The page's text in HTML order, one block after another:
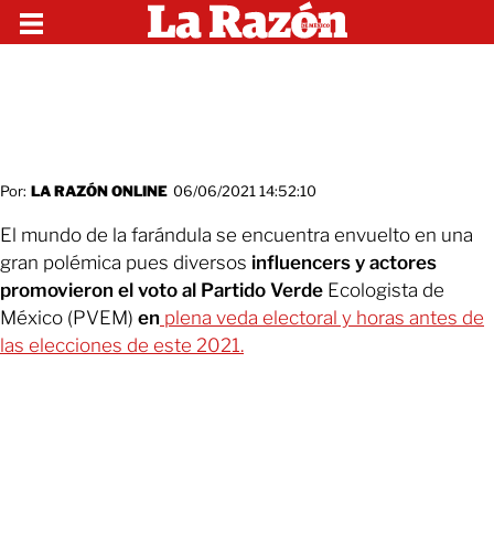
Por: LA RAZÓN ONLINE 06/06/2021 14:52:10
El mundo de la farándula se encuentra envuelto en una
gran polémica pues diversos influencers y actores
promovieron el voto al Partido Verde Ecologista de
México (PVEM) en plena veda electoral y horas antes de
las elecciones de este 2021.